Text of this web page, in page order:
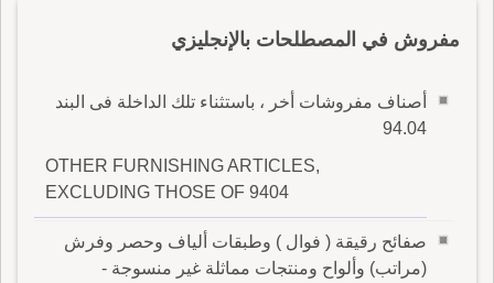
مفروش في المصطلحات بالإنجليزي
أصناف مفروشات أخر ، باستثناء تلك الداخلة فى البند
94.04
OTHER FURNISHING ARTICLES,
EXCLUDING THOSE OF 9404
صفائح رقيقة ( فوال ) وطبقات ألياف وحصر وفرش
(مراتب) وألواح ومنتجات مماثلة غير منسوجة -